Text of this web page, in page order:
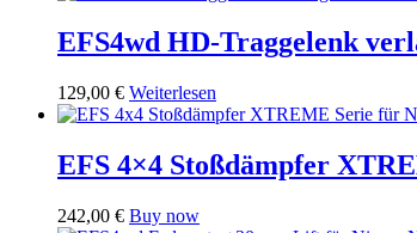
EFS4wd HD-Traggelenk
129,00 € Weiterlesen
EFS 4×4 Stoßdämpfer
242,00 € Buy now